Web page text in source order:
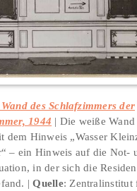
des Schlafzimmers der
1944
Die weiße Wand
dem Hinweis „Wasser
– ein Hinweis auf die Not-
in der sich die
Quelle: Zentralinstitut